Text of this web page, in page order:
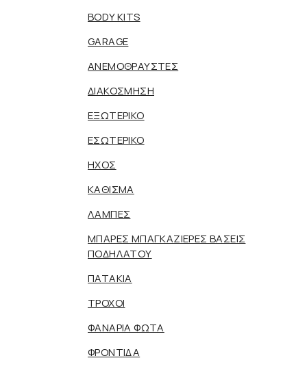
BODY KITS
GARAGE
ΑΝΕΜΟΘΡΑΥΣΤΕΣ
ΔΙΑΚΟΣΜΗΣΗ
ΕΞΩΤΕΡΙΚΟ
ΕΣΩΤΕΡΙΚΟ
ΗΧΟΣ
ΚΑΘΙΣΜΑ
ΛΑΜΠΕΣ
ΜΠΑΡΕΣ ΜΠΑΓΚΑΖΙΕΡΕΣ ΒΑΣΕΙΣ
ΠΟΔΗΛΑΤΟΥ
ΠΑΤΑΚΙΑ
ΤΡΟΧΟΙ
ΦΑΝΑΡΙΑ ΦΩΤΑ
ΦΡΟΝΤΙΔΑ